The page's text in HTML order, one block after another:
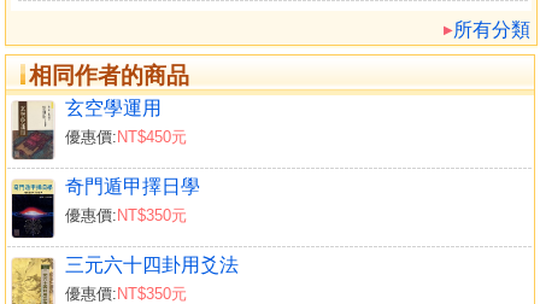
所有分類
相同作者的商品
玄空學運用
優惠價: NT$450元
奇門遁甲擇日學
優惠價: NT$350元
三元六十四卦用爻法
優惠價: NT$350元